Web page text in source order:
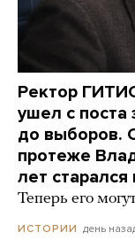
Ректор
ушел с поста
до выборов.
протеже
лет старался
Теперь его
ИСТОРИИ день